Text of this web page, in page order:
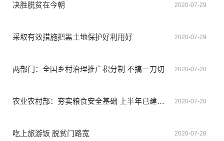
决胜脱贫在今朝 2020-07-29
采取有效措施把黑土地保护好利用好 2020-07-29
两部门：全国乡村治理推广积分制 不搞一刀切 2020-07-28
农业农村部：夯实粮食安全基础 上半年已建成4338万亩高标准农田 2020-07-28
吃上旅游饭 脱贫门路宽 2020-07-28